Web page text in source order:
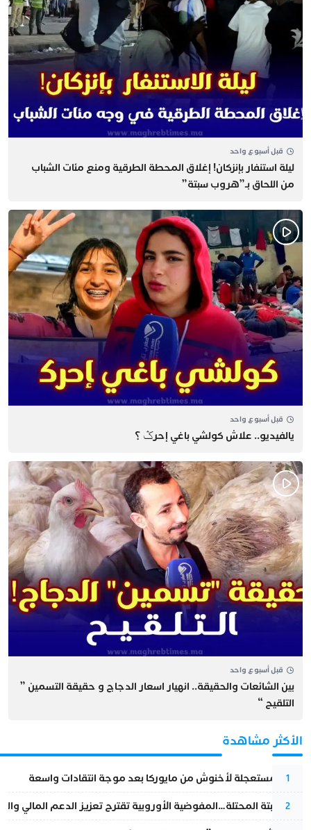
قبل أسبوع واحد
​ليلة استنفار بإنزكان! إغلاق المحطة الطرقية ومنع مئات الشباب
من اللحاق بـ”هروب سبتة”
قبل أسبوع واحد
يالفيديو.. علاش كولشي باغي إحرݣ ؟
قبل أسبوع واحد
بين الشائعات والحقيقة.. انهيار اسعار الدجاج و حقيقة التسمين ”
التلقيح “
الأكثر مشاهدة
1
عودة مستعجلة لأخنوش من مايوركا بعد موجة انتقادات واسعة
2
أزمة سبتة المحتلة…المفوضية الأوروبية تقترح تعزيز الدعم المالي